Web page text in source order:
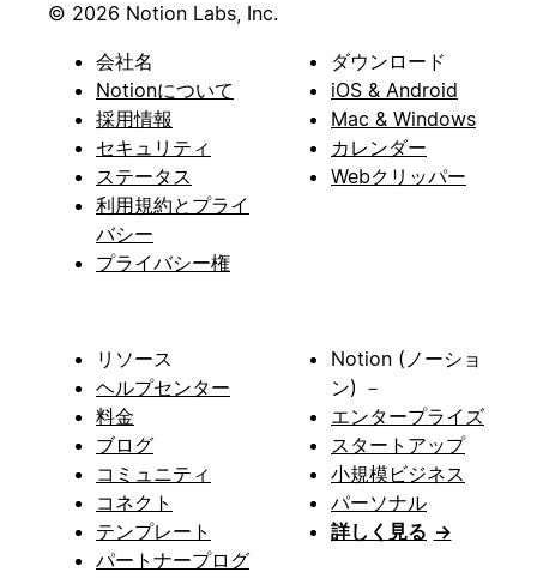
© 2026 Notion Labs, Inc.
会社名
Notionについて
採用情報
セキュリティ
ステータス
利用規約とプライ
バシー
プライバシー権
ダウンロード
iOS & Android
Mac & Windows
カレンダー
Webクリッパー
リソース
ヘルプセンター
料金
ブログ
コミュニティ
コネクト
テンプレート
パートナープログ
Notion (ノーショ
ン) －
エンタープライズ
スタートアップ
小規模ビジネス
パーソナル
詳しく見る →